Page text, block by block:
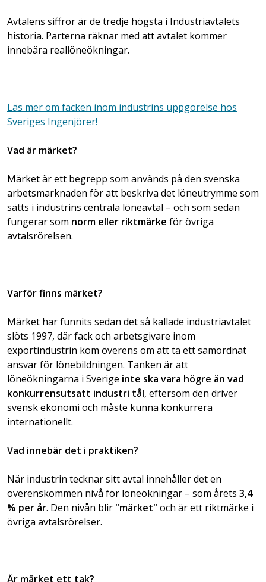
Avtalens siffror är de tredje högsta i Industriavtalets
historia. Parterna räknar med att avtalet kommer
innebära reallöneökningar.
Läs mer om facken inom industrins uppgörelse hos
Sveriges Ingenjörer!
Vad är märket?
Märket är ett begrepp som används på den svenska
arbetsmarknaden för att beskriva det löneutrymme som
sätts i industrins centrala löneavtal – och som sedan
fungerar som norm eller riktmärke för övriga
avtalsrörelsen.
Varför finns märket?
Märket har funnits sedan det så kallade industriavtalet
slöts 1997, där fack och arbetsgivare inom
exportindustrin kom överens om att ta ett samordnat
ansvar för lönebildningen. Tanken är att
löneökningarna i Sverige inte ska vara högre än vad
konkurrensutsatt industri tål, eftersom den driver
svensk ekonomi och måste kunna konkurrera
internationellt.
Vad innebär det i praktiken?
När industrin tecknar sitt avtal innehåller det en
överenskommen nivå för löneökningar – som årets 3,4
% per år. Den nivån blir "märket" och är ett riktmärke i
övriga avtalsrörelser.
Är märket ett tak?